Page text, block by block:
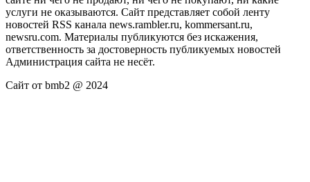
услуги не оказываются. Сайт представляет собой ленту
новостей RSS канала news.rambler.ru, kommersant.ru,
newsru.com. Материалы публикуются без искажения,
ответственность за достоверность публикуемых новостей
Администрация сайта не несёт.
Сайт от bmb2 @ 2024